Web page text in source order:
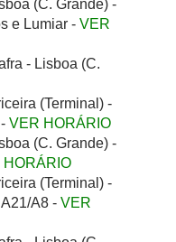
(C. Grande) -
e Lumiar - VER
- Lisboa (C.
(Terminal) -
VER HORÁRIO
(C. Grande) -
HORÁRIO
(Terminal) -
A8 - VER